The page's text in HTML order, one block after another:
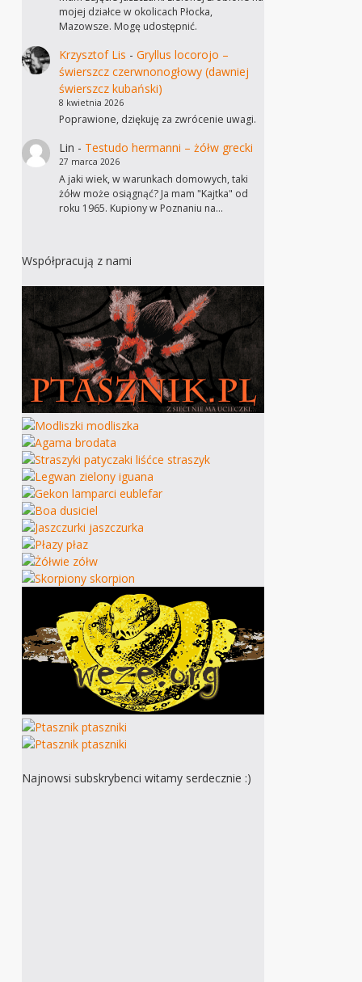
mojej działce w okolicach Płocka,
Mazowsze. Mogę udostępnić.
Krzysztof Lis - Gryllus locorojo –
świerszcz czerwnonogłowy (dawniej
świerszcz kubański)
8 kwietnia 2026
Poprawione, dziękuję za zwrócenie uwagi.
Lin - Testudo hermanni – żółw grecki
27 marca 2026
A jaki wiek, w warunkach domowych, taki
żółw może osiągnąć? Ja mam "Kajtka" od
roku 1965. Kupiony w Poznaniu na…
Współpracują z nami
Najnowsi subskrybenci witamy serdecznie :)